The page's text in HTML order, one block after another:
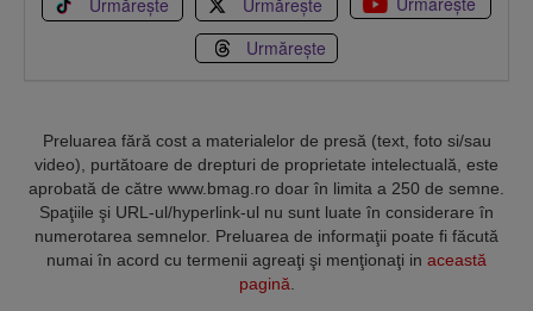
Urmărește Urmărește
Urmărește
Preluarea fără cost a materialelor de presă (text, foto si/sau
video), purtătoare de drepturi de proprietate intelectuală, este
aprobată de către www.bmag.ro doar în limita a 250 de semne.
Spaţiile şi URL-ul/hyperlink-ul nu sunt luate în considerare în
numerotarea semnelor. Preluarea de informaţii poate fi făcută
numai în acord cu termenii agreaţi şi menţionaţi in această
pagină.